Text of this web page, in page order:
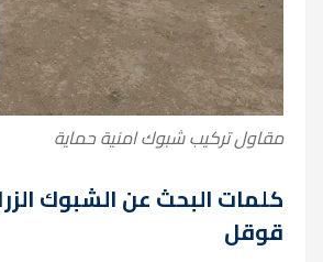
مقاول تركيب شبوك امنية حماية
كلمات البحث عن الشبوك
قوقل